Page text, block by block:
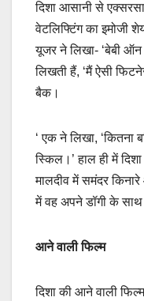
दिशा आसानी से
वेटलिफ्टिंग का इमोजी
यूजर ने लिखा- ‘बेबी
लिखती हैं, ‘मैं ऐसी
बैक।
‘ एक ने लिखा, ‘कितना
स्किल।’ हाल ही में
मालदीव में समंदर
में वह अपने डॉगी के साथ
आने वाली फिल्म
दिशा की आने वाली